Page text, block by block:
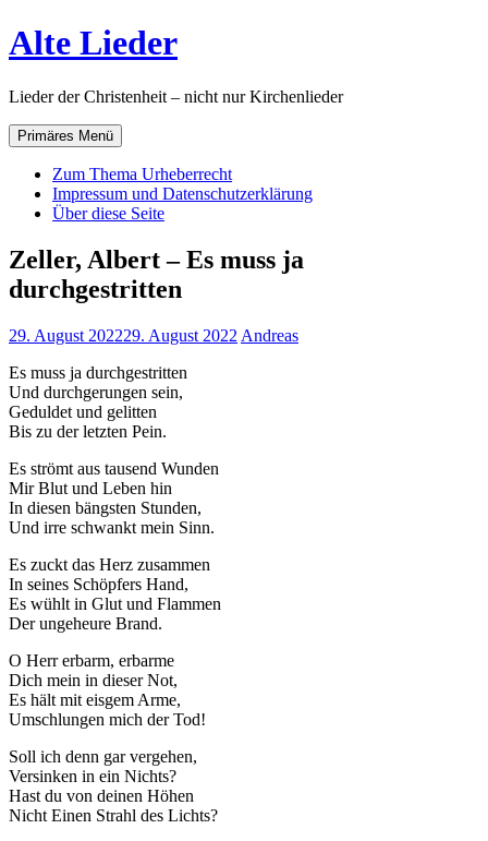
Zum
Inhalt
Alte Lieder
Lieder der Christenheit – nicht nur Kirchenlieder
Primäres Menü
Zum Thema Urheberrecht
Impressum und Datenschutzerklärung
Über diese Seite
Zeller, Albert – Es muss ja
durchgestritten
29. August 202229. August 2022 Andreas
Es muss ja durchgestritten
Und durchgerungen sein,
Geduldet und gelitten
Bis zu der letzten Pein.
Es strömt aus tausend Wunden
Mir Blut und Leben hin
In diesen bängsten Stunden,
Und irre schwankt mein Sinn.
Es zuckt das Herz zusammen
In seines Schöpfers Hand,
Es wühlt in Glut und Flammen
Der ungeheure Brand.
O Herr erbarm, erbarme
Dich mein in dieser Not,
Es hält mit eisgem Arme,
Umschlungen mich der Tod!
Soll ich denn gar vergehen,
Versinken in ein Nichts?
Hast du von deinen Höhen
Nicht Einen Strahl des Lichts?